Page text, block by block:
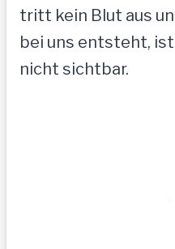
tritt kein Blut aus
bei uns entsteht,
nicht sichtbar.